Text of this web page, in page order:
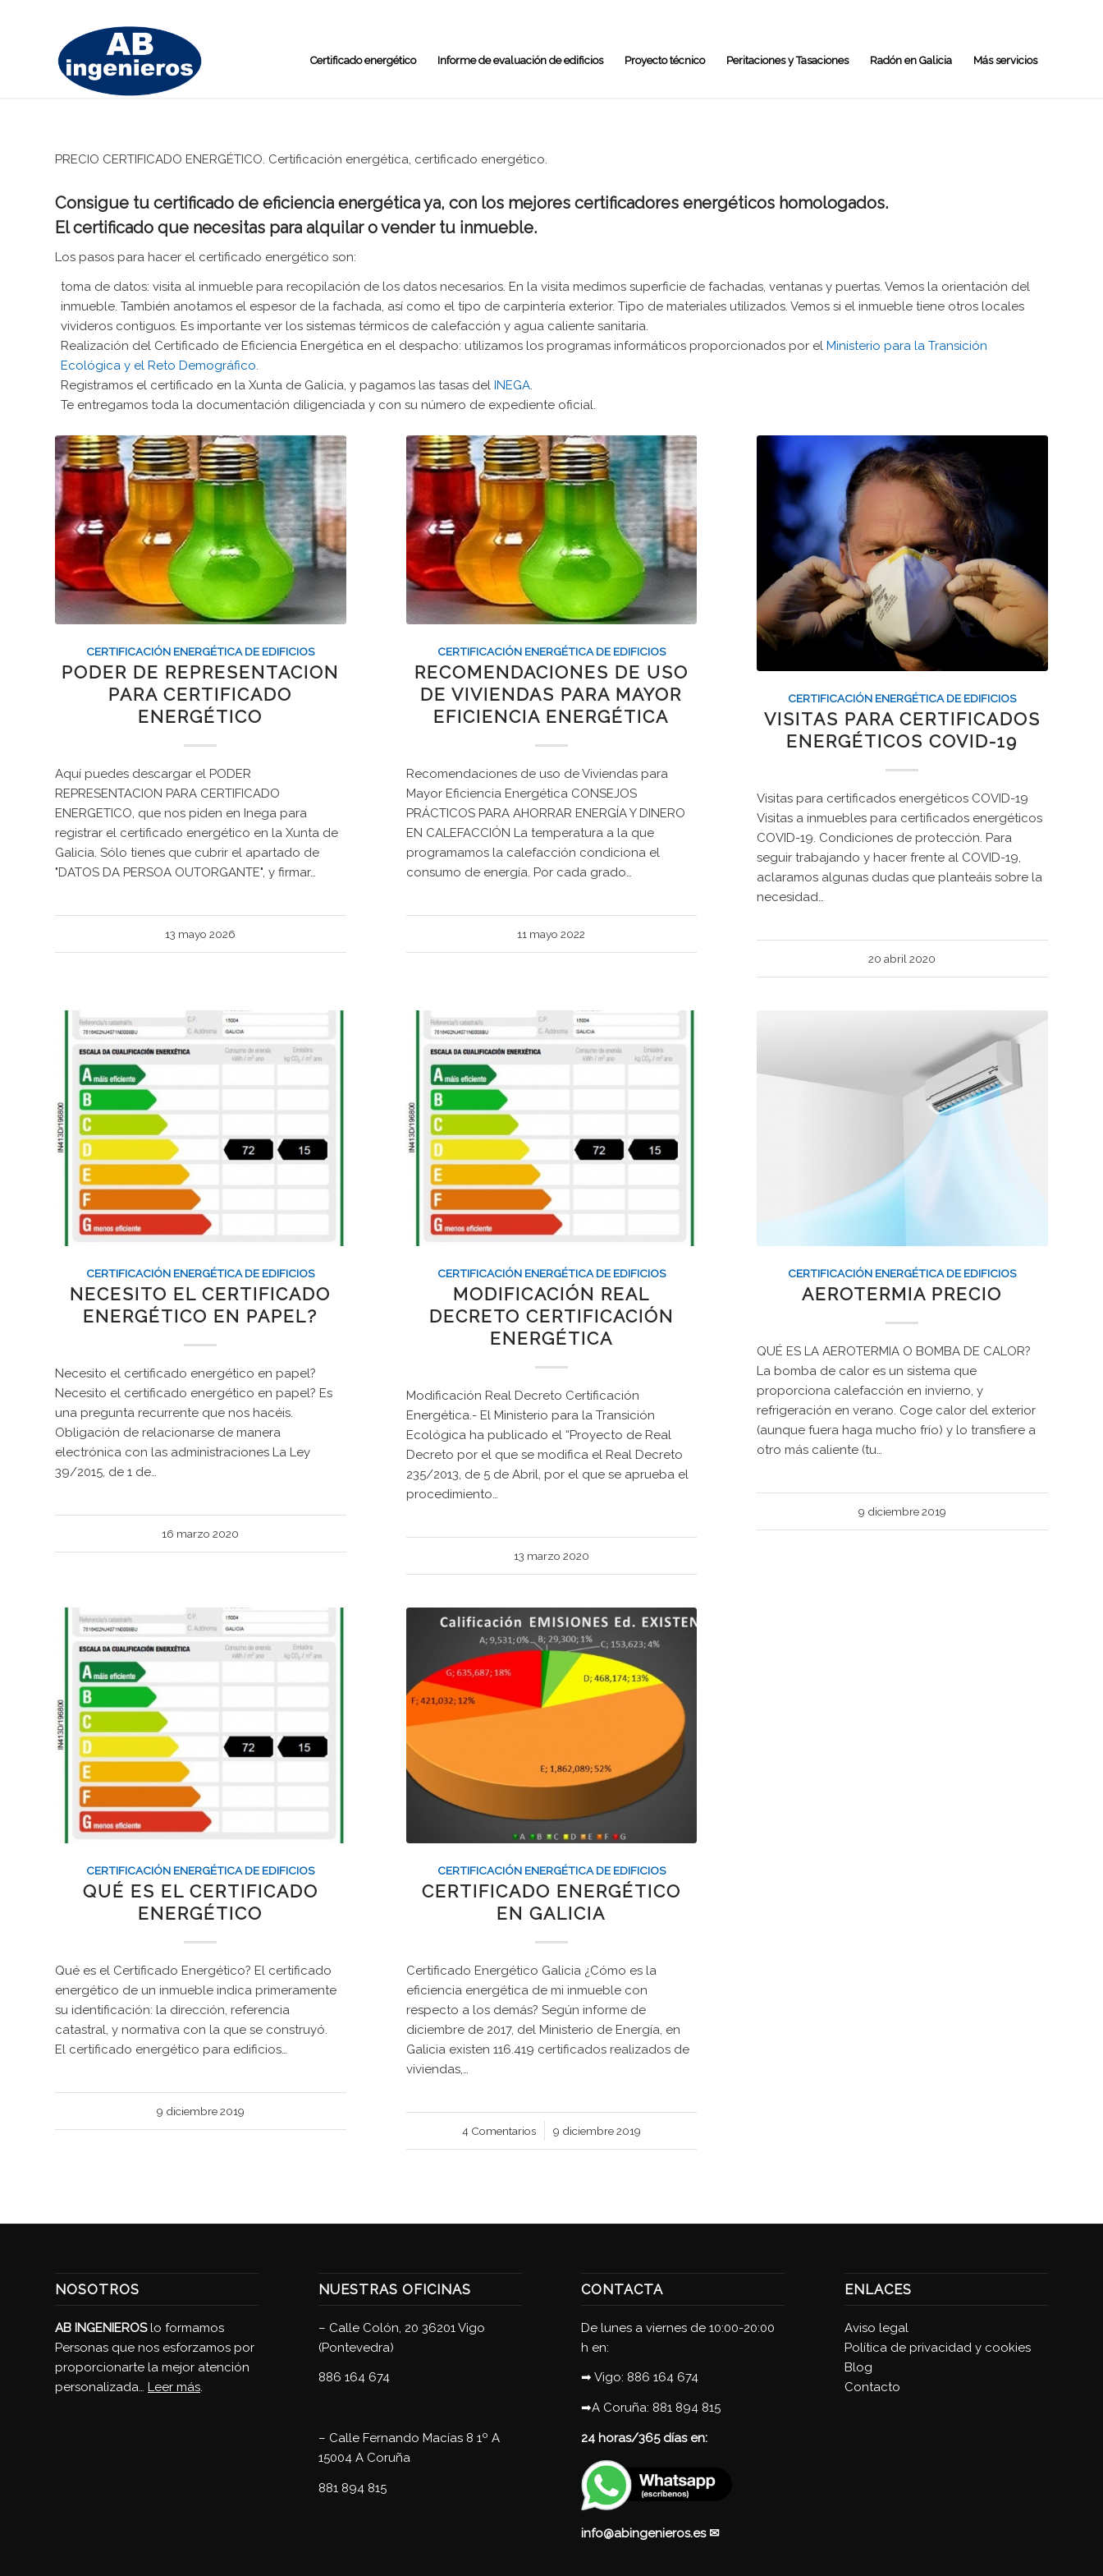
Certificado energético Informe de evaluación de edificios Proyecto técnico Peritaciones y Tasaciones Radón en Galicia Más servicios
PRECIO CERTIFICADO ENERGÉTICO. Certificación energética, certificado energético.
Consigue tu certificado de eficiencia energética ya, con los mejores certificadores energéticos homologados.
El certificado que necesitas para alquilar o vender tu inmueble.
Los pasos para hacer el certificado energético son:
toma de datos: visita al inmueble para recopilación de los datos necesarios. En la visita medimos superficie de fachadas, ventanas y puertas. Vemos la orientación del
inmueble. También anotamos el espesor de la fachada, así como el tipo de carpintería exterior. Tipo de materiales utilizados. Vemos si el inmueble tiene otros locales
vivideros contiguos. Es importante ver los sistemas térmicos de calefacción y agua caliente sanitaria.
Realización del Certificado de Eficiencia Energética en el despacho: utilizamos los programas informáticos proporcionados por el Ministerio para la Transición
Ecológica y el Reto Demográfico.
Registramos el certificado en la Xunta de Galicia, y pagamos las tasas del INEGA.
Te entregamos toda la documentación diligenciada y con su número de expediente oficial.
CERTIFICACIÓN ENERGÉTICA DE EDIFICIOS
PODER DE REPRESENTACION
PARA CERTIFICADO
ENERGÉTICO
Aquí puedes descargar el PODER
REPRESENTACION PARA CERTIFICADO
ENERGETICO, que nos piden en Inega para
registrar el certificado energético en la Xunta de
Galicia. Sólo tienes que cubrir el apartado de
"DATOS DA PERSOA OUTORGANTE", y firmar…
13 mayo 2026
CERTIFICACIÓN ENERGÉTICA DE EDIFICIOS
RECOMENDACIONES DE USO
DE VIVIENDAS PARA MAYOR
EFICIENCIA ENERGÉTICA
Recomendaciones de uso de Viviendas para
Mayor Eficiencia Energética CONSEJOS
PRÁCTICOS PARA AHORRAR ENERGÍA Y DINERO
EN CALEFACCIÓN La temperatura a la que
programamos la calefacción condiciona el
consumo de energía. Por cada grado…
11 mayo 2022
CERTIFICACIÓN ENERGÉTICA DE EDIFICIOS
VISITAS PARA CERTIFICADOS
ENERGÉTICOS COVID-19
Visitas para certificados energéticos COVID-19
Visitas a inmuebles para certificados energéticos
COVID-19. Condiciones de protección. Para
seguir trabajando y hacer frente al COVID-19,
aclaramos algunas dudas que planteáis sobre la
necesidad…
20 abril 2020
CERTIFICACIÓN ENERGÉTICA DE EDIFICIOS
NECESITO EL CERTIFICADO
ENERGÉTICO EN PAPEL?
Necesito el certificado energético en papel?
Necesito el certificado energético en papel? Es
una pregunta recurrente que nos hacéis.
Obligación de relacionarse de manera
electrónica con las administraciones La Ley
39/2015, de 1 de…
16 marzo 2020
CERTIFICACIÓN ENERGÉTICA DE EDIFICIOS
MODIFICACIÓN REAL
DECRETO CERTIFICACIÓN
ENERGÉTICA
Modificación Real Decreto Certificación
Energética.- El Ministerio para la Transición
Ecológica ha publicado el “Proyecto de Real
Decreto por el que se modifica el Real Decreto
235/2013, de 5 de Abril, por el que se aprueba el
procedimiento…
13 marzo 2020
CERTIFICACIÓN ENERGÉTICA DE EDIFICIOS
AEROTERMIA PRECIO
QUÉ ES LA AEROTERMIA O BOMBA DE CALOR?
La bomba de calor es un sistema que
proporciona calefacción en invierno, y
refrigeración en verano. Coge calor del exterior
(aunque fuera haga mucho frío) y lo transfiere a
otro más caliente (tu…
9 diciembre 2019
CERTIFICACIÓN ENERGÉTICA DE EDIFICIOS
QUÉ ES EL CERTIFICADO
ENERGÉTICO
Qué es el Certificado Energético? El certificado
energético de un inmueble indica primeramente
su identificación: la dirección, referencia
catastral, y normativa con la que se construyó.
El certificado energético para edificios…
9 diciembre 2019
CERTIFICACIÓN ENERGÉTICA DE EDIFICIOS
CERTIFICADO ENERGÉTICO
EN GALICIA
Certificado Energético Galicia ¿Cómo es la
eficiencia energética de mi inmueble con
respecto a los demás? Según informe de
diciembre de 2017, del Ministerio de Energía, en
Galicia existen 116.419 certificados realizados de
viviendas,…
4 Comentarios
/ 9 diciembre 2019
NOSOTROS
AB INGENIEROSlo formamos
Personas que nos esforzamos por
proporcionarte la mejor atención
personalizada… Leer más.
NUESTRAS OFICINAS
– Calle Colón, 20 36201 Vigo
(Pontevedra)
886 164 674
– Calle Fernando Macías 8 1º A
15004 A Coruña
881 894 815
CONTACTA
De lunes a viernes de 10:00-20:00
h en:
➡ Vigo: 886 164 674
➡A Coruña: 881 894 815
24 horas/365 días en:
info@abingenieros.es✉
ENLACES
Aviso legal
Política de privacidad y cookies
Blog
Contacto